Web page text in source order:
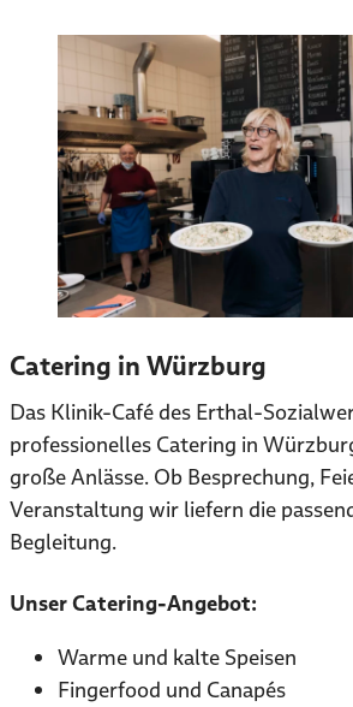
Catering in Würzburg
Das Klinik-Café des Erthal-
professionelles Catering in
große Anlässe. Ob Besprechung,
Veranstaltung wir liefern die
Begleitung.
Unser Catering-Angebot:
Warme und kalte Speisen
Fingerfood und Canapés